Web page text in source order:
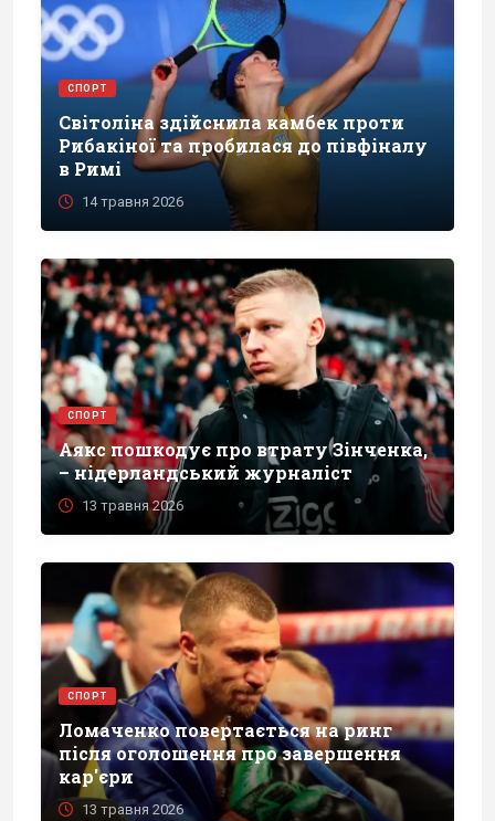
СПОРТ
Світоліна здійснила камбек проти
Рибакіної та пробилася до півфіналу
в Римі
14 травня 2026
СПОРТ
Аякс пошкодує про втрату Зінченка,
– нідерландський журналіст
13 травня 2026
СПОРТ
Ломаченко повертається на ринг
після оголошення про завершення
кар'єри
13 травня 2026